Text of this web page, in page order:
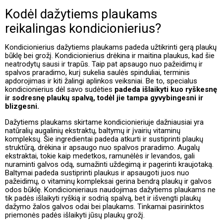
Kodėl dažytiems plaukams
reikalingas kondicionierius?
Kondicionierius dažytiems plaukams padeda užtikrinti gerą plaukų
būklę bei grožį. Kondicionierius drėkina ir maitina plaukus, kad šie
neatrodytų sausi ir trapūs. Taip pat apsaugo nuo pažeidimų ir
spalvos praradimo, kurį sukelia saulės spinduliai, terminis
apdorojimas ir kiti žalingi aplinkos veiksniai. Be to, specialus
kondicionierius dėl savo sudėties padeda išlaikyti kuo ryškesnę
ir sodresnę plaukų spalvą, todėl jie tampa gyvybingesni ir
blizgesni.
Dažytiems plaukams skirtame kondicionieriuje dažniausiai yra
natūralių augalinių ekstraktų, baltymų ir įvairių vitaminų
kompleksų. Šie ingredientai padeda atkurti ir sustiprinti plaukų
struktūrą, drėkina ir apsaugo nuo spalvos praradimo. Augalų
ekstraktai, tokie kaip medetkos, ramunėlės ir levandos, gali
nuraminti galvos odą, sumažinti uždegimą ir pagerinti kraujotaką.
Baltymai padeda sustiprinti plaukus ir apsaugoti juos nuo
pažeidimų, o vitaminų kompleksai gerina bendrą plaukų ir galvos
odos būklę. Kondicionieriaus naudojimas dažytiems plaukams ne
tik padės išlaikyti ryškią ir sodrią spalvą, bet ir išvengti plaukų
dažymo žalos galvos odai bei plaukams. Tinkamai pasirinktos
priemonės padės išlaikyti jūsų plaukų grožį.